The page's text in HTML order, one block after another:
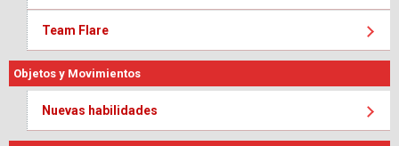
Team Flare
Objetos y Movimientos
Nuevas habilidades